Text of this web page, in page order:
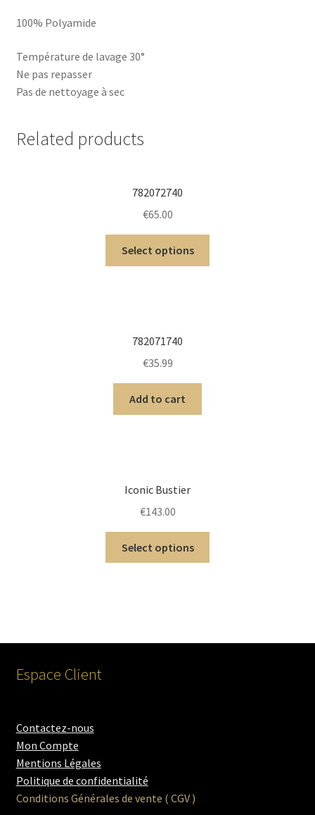
100% Polyamide
Température de lavage 30°
Ne pas repasser
Pas de nettoyage à sec
Related products
782072740
€65.00
Select options
782071740
€35.99
Add to cart
Iconic Bustier
€143.00
Select options
Espace Client
Contactez-nous
Mon Compte
Mentions Légales
Politique de confidentialité
Conditions Générales de vente ( CGV )